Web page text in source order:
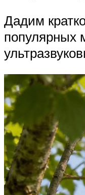
Дадим
популярных